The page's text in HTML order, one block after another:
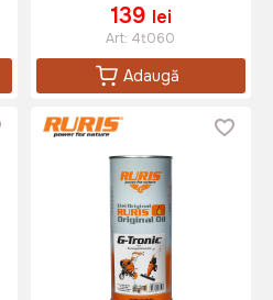
139 lei
Art: 4t060
Adaugă